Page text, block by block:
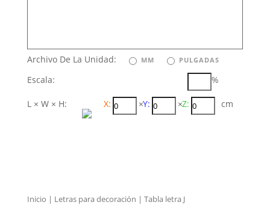
Archivo De La Unidad: MM PULGADAS
Escala: %
L × W × H: X: ×Y: ×Z: cm
Inicio | Letras para decoración | Tabla letra J